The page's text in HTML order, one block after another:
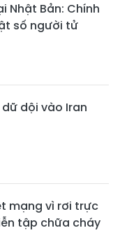
Nhật Bản: Chính
số người tử
dội vào Iran
mạng vì rơi trực
tập chữa cháy